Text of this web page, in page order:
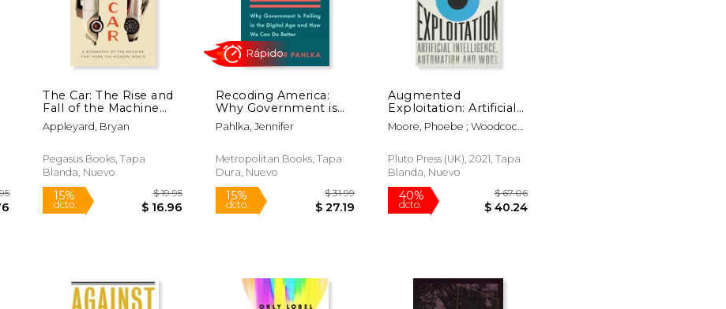
12%
dcto. $ 15.84
15% $ 60.00
$ 51.00
6%
dcto.
The Car: The Rise and
Fall of the Machine
That Made the
Modern World (en
Appleyard, Bryan
Pegasus Books, Tapa
Blanda, Nuevo
Recoding America:
Why Government is
Failing in the Digital
age and how we can
Pahlka, Jennifer
Metropolitan Books, Tapa
Dura, Nuevo
Augmented
Exploitation: Artificial
Intelligence,
Automation and Work
Moore, Phoebe ; Woodcock,
Pluto Press (UK), 2021, Tapa
Blanda, Nuevo